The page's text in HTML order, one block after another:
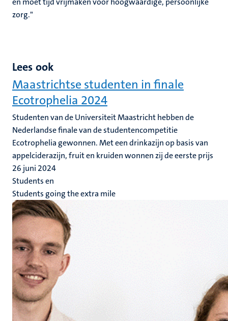
zorg."
Lees ook
Maastrichtse studenten in finale
Ecotrophelia 2024
Studenten van de Universiteit Maastricht hebben de
Nederlandse finale van de studentencompetitie
Ecotrophelia gewonnen. Met een drinkazijn op basis van
appelciderazijn, fruit en kruiden wonnen zij de eerste prijs
26 juni 2024
Students en
Students going the extra mile